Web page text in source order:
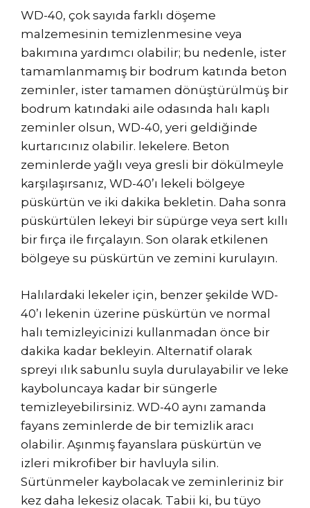
WD-40, çok sayıda farklı döşeme
malzemesinin temizlenmesine veya
bakımına yardımcı olabilir; bu nedenle, ister
tamamlanmamış bir bodrum katında beton
zeminler, ister tamamen dönüştürülmüş bir
bodrum katındaki aile odasında halı kaplı
zeminler olsun, WD-40, yeri geldiğinde
kurtarıcınız olabilir. lekelere. Beton
zeminlerde yağlı veya gresli bir dökülmeyle
karşılaşırsanız, WD-40’ı lekeli bölgeye
püskürtün ve iki dakika bekletin. Daha sonra
püskürtülen lekeyi bir süpürge veya sert kıllı
bir fırça ile fırçalayın. Son olarak etkilenen
bölgeye su püskürtün ve zemini kurulayın.
Halılardaki lekeler için, benzer şekilde WD-
40’ı lekenin üzerine püskürtün ve normal
halı temizleyicinizi kullanmadan önce bir
dakika kadar bekleyin. Alternatif olarak
spreyi ılık sabunlu suyla durulayabilir ve leke
kayboluncaya kadar bir süngerle
temizleyebilirsiniz. WD-40 aynı zamanda
fayans zeminlerde de bir temizlik aracı
olabilir. Aşınmış fayanslara püskürtün ve
izleri mikrofiber bir havluyla silin.
Sürtünmeler kaybolacak ve zeminleriniz bir
kez daha lekesiz olacak. Tabii ki, bu tüyo